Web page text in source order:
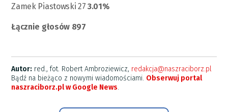
Zamek Piastowski 273.01%
Łącznie głosów 897
Autor: red., fot. Robert Ambroziewicz, redakcja@naszraciborz.pl
Bądź na bieżąco z nowymi wiadomościami. Obserwuj portal
naszraciborz.pl w Google News.